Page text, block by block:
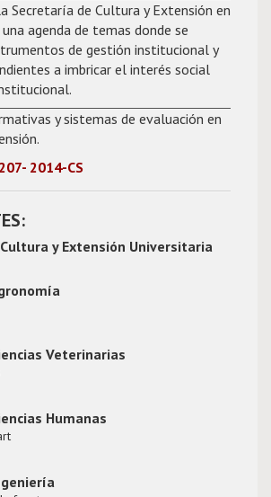
Secretaría de Cultura y Extensión en
agenda de temas donde se
de gestión institucional y
a imbricar el interés social
y sistemas de evaluación en
2014-CS
y Extensión Universitaria
Veterinarias
Humanas